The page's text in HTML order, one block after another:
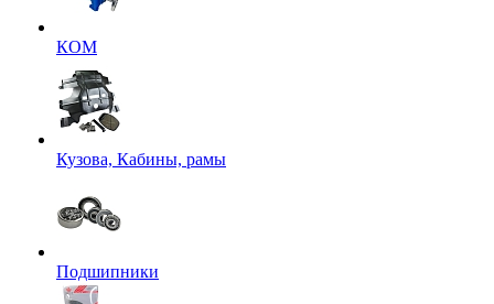
КОМ
Кузова, Кабины, рамы
Подшипники